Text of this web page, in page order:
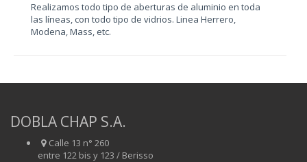
Realizamos todo tipo de aberturas de aluminio en toda
las líneas, con todo tipo de vidrios. Linea Herrero,
Modena, Mass, etc.
DOBLA CHAP S.A.
Calle 13 n° 260
entre 122 bis y 123 / Berisso